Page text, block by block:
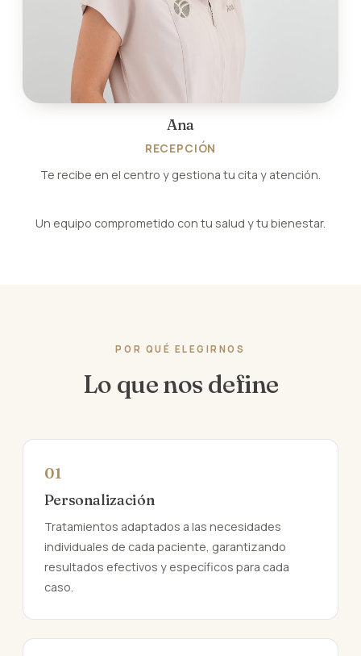
Ana
RECEPCIÓN
Te recibe en el centro y gestiona tu cita y atención.
Un equipo comprometido con tu salud y tu bienestar.
POR QUÉ ELEGIRNOS
Lo que nos define
01
Personalización
Tratamientos adaptados a las necesidades
individuales de cada paciente, garantizando
resultados efectivos y específicos para cada
caso.